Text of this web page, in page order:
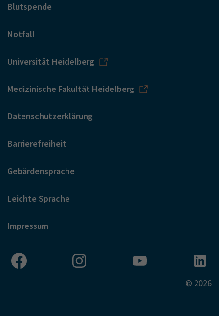
Blutspende
Notfall
Universität Heidelberg
Medizinische Fakultät Heidelberg
Datenschutzerklärung
Barrierefreiheit
Gebärdensprache
Leichte Sprache
Impressum
© 2026